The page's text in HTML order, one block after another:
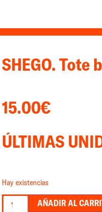
SHEGO. Tote
15.00€
ÚLTIMAS
Hay existencias
AÑADIR AL